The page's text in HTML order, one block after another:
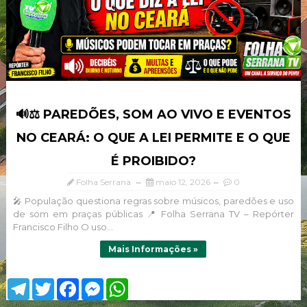
🔊⚖️ PAREDÕES, SOM AO VIVO E EVENTOS
NO CEARÁ: O QUE A LEI PERMITE E O QUE
É PROIBIDO?
Folha Serrana maio 12, 2026 0
🎤 População questiona regras sobre músicos, paredões e uso
de som em praças públicas 📍 Folha Serrana TV – Repórter
Francisco Filho O uso...
Mais Informações »
T
e
T
w
F
M
e
W